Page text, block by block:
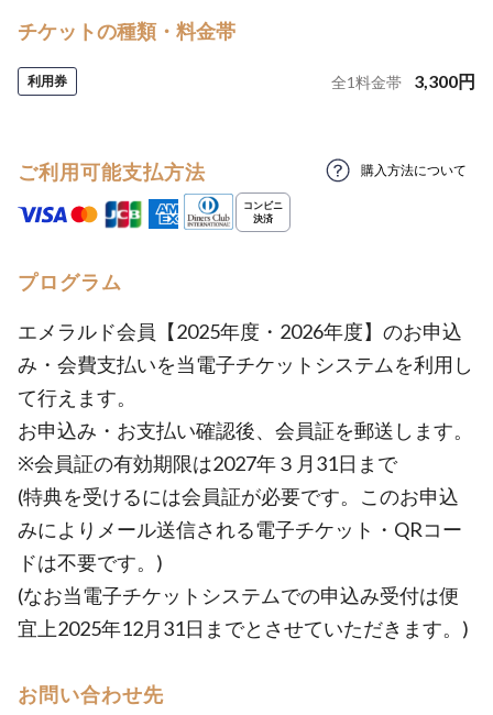
チケットの種類・料金帯
利用券 全1料金帯 3,300円
ご利用可能支払方法 購入方法について
プログラム
エメラルド会員【2025年度・2026年度】のお申込
み・会費支払いを当電子チケットシステムを利用し
て行えます。
お申込み・お支払い確認後、会員証を郵送します。
※会員証の有効期限は2027年３月31日まで
(特典を受けるには会員証が必要です。このお申込
みによりメール送信される電子チケット・QRコー
ドは不要です。)
(なお当電子チケットシステムでの申込み受付は便
宜上2025年12月31日までとさせていただきます。)
お問い合わせ先